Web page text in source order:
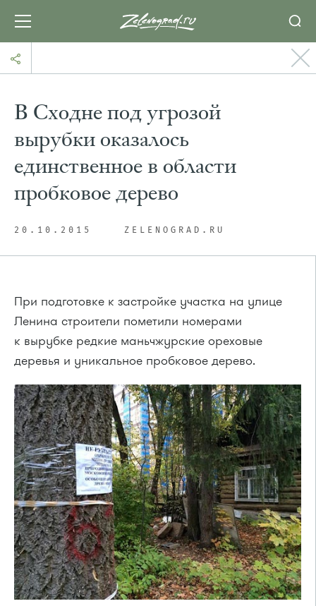
В Сходне под угрозой
вырубки оказалось
единственное в области
пробковое дерево
20.10.2015 ZELENOGRAD.RU
При подготовке к застройке участка на улице
Ленина строители пометили номерами
к вырубке редкие маньчжурские ореховые
деревья и уникальное пробковое дерево.